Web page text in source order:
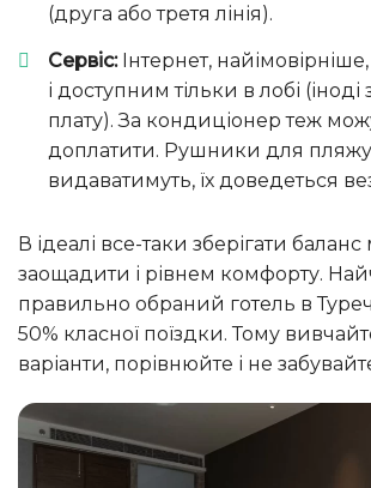
(друга або третя лінія).
Сервіс:Інтернет,
і доступним тільки в лобі
плату). За кондиціонер теж
доплатити. Рушники для
видаватимуть, їх доведеться
В ідеалі все-таки зберігати баланс між бажанням
заощадити і рівнем комфорту.
правильно обраний готель в
50% класної поїздки. Тому
варіанти, порівнюйте і не